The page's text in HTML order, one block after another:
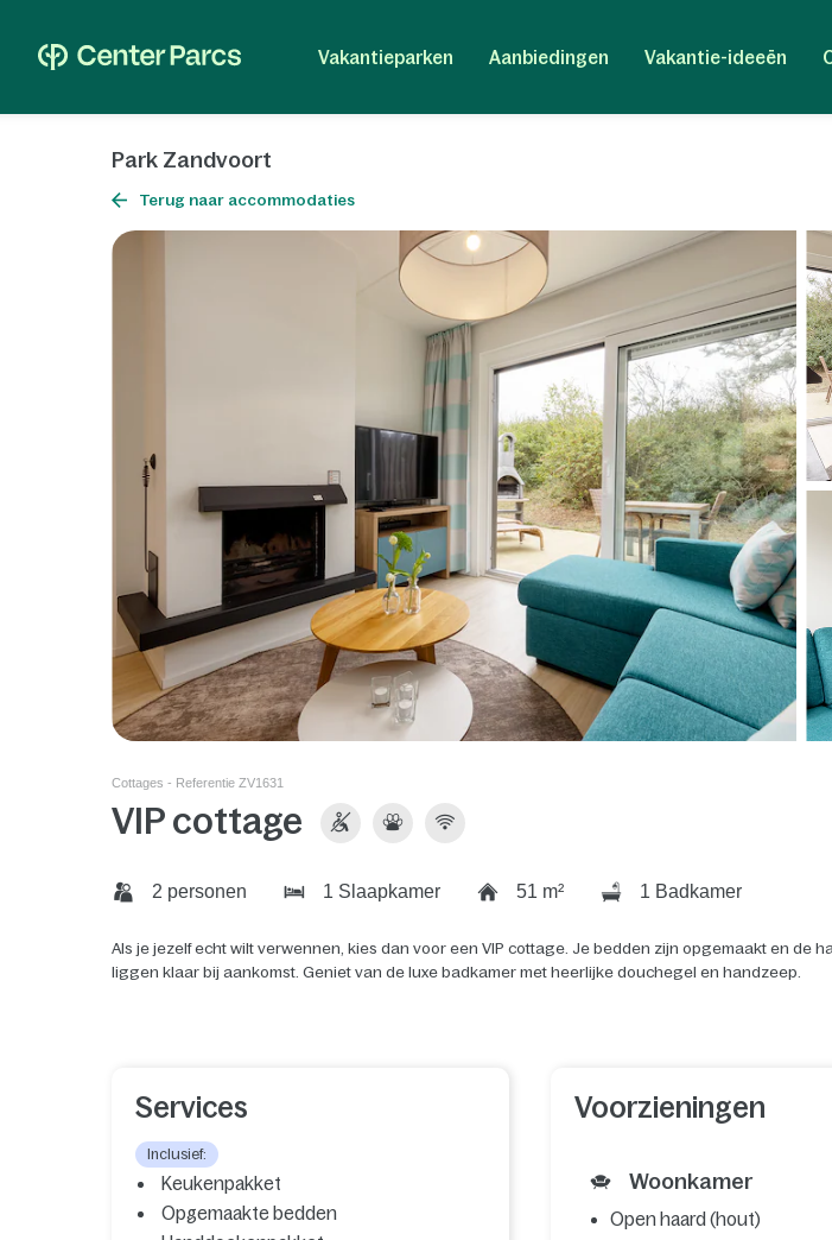
Vakantieparken Aanbiedingen Vakantie-ideeën
Park Zandvoort
Terug naar accommodaties
Cottages - Referentie ZV1631
VIP cottage
2 personen 1 Slaapkamer 51 m² 1 Badkamer
Als je jezelf echt wilt verwennen, kies dan voor een VIP cottage. Je bedden zijn opgemaakt en de
liggen klaar bij aankomst. Geniet van de luxe badkamer met heerlijke douchegel en handzeep.
Services
Inclusief:
Keukenpakket
Opgemaakte bedden
Voorzieningen
Woonkamer
Open haard (hout)